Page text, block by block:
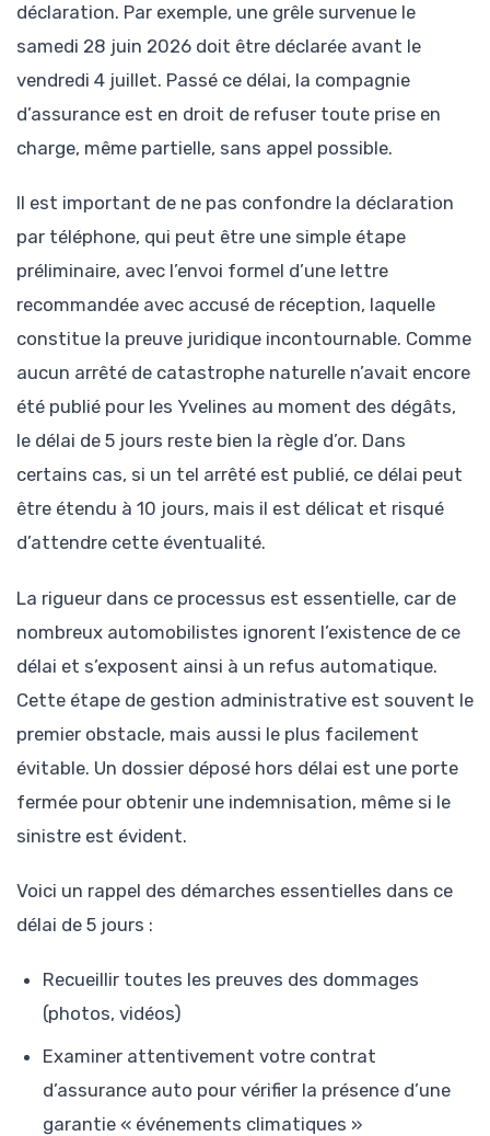
déclaration. Par exemple, une grêle survenue le
samedi 28 juin 2026 doit être déclarée avant le
vendredi 4 juillet. Passé ce délai, la compagnie
d’assurance est en droit de refuser toute prise en
charge, même partielle, sans appel possible.
Il est important de ne pas confondre la déclaration
par téléphone, qui peut être une simple étape
préliminaire, avec l’envoi formel d’une lettre
recommandée avec accusé de réception, laquelle
constitue la preuve juridique incontournable. Comme
aucun arrêté de catastrophe naturelle n’avait encore
été publié pour les Yvelines au moment des dégâts,
le délai de 5 jours reste bien la règle d’or. Dans
certains cas, si un tel arrêté est publié, ce délai peut
être étendu à 10 jours, mais il est délicat et risqué
d’attendre cette éventualité.
La rigueur dans ce processus est essentielle, car de
nombreux automobilistes ignorent l’existence de ce
délai et s’exposent ainsi à un refus automatique.
Cette étape de gestion administrative est souvent le
premier obstacle, mais aussi le plus facilement
évitable. Un dossier déposé hors délai est une porte
fermée pour obtenir une indemnisation, même si le
sinistre est évident.
Voici un rappel des démarches essentielles dans ce
délai de 5 jours :
Recueillir toutes les preuves des dommages
(photos, vidéos)
Examiner attentivement votre contrat
d’assurance auto pour vérifier la présence d’une
garantie « événements climatiques »